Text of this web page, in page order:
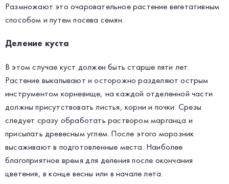
Размножают это очаровательное растение вегетативным
способом и путем посева семян.
Деление куста
В этом случае куст должен быть старше пяти лет.
Растение выкапывают и осторожно разделяют острым
инструментом корневище, на каждой отделенной части
должны присутствовать листья, корни и почки. Срезы
следует сразу обработать раствором марганца и
присыпать древесным углем. После этого морозник
высаживают в подготовленные места. Наиболее
благоприятное время для деления после окончания
цветения, в конце весны или в начале лета.